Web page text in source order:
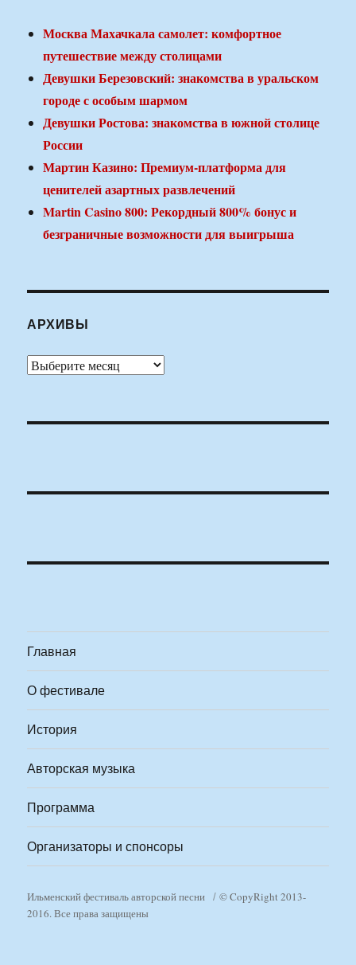
Москва Махачкала самолет: комфортное
путешествие между столицами
Девушки Березовский: знакомства в уральском
городе с особым шармом
Девушки Ростова: знакомства в южной столице
России
Мартин Казино: Премиум-платформа для
ценителей азартных развлечений
Martin Casino 800: Рекордный 800% бонус и
безграничные возможности для выигрыша
АРХИВЫ
Архивы
Главная
О фестивале
История
Авторская музыка
Программа
Организаторы и спонсоры
Ильменский фестиваль авторской песни
© CopyRight 2013-
2016. Все права защищены